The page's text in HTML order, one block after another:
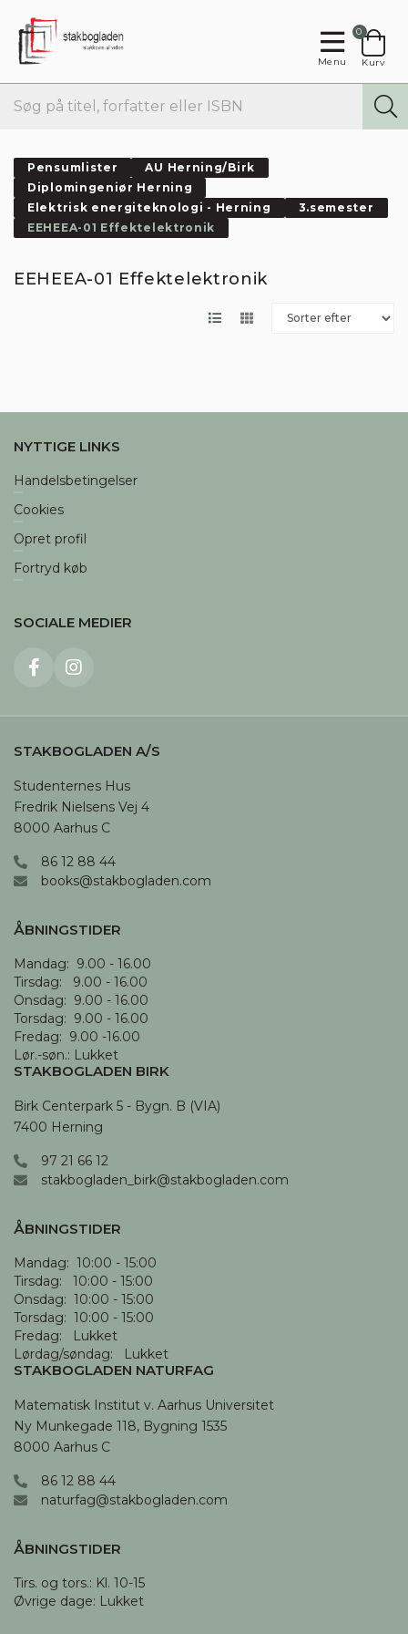
Menu
0
Kurv
Pensumlister
AU Herning/Birk
Diplomingeniør Herning
Elektrisk energiteknologi - Herning
3.semester
EEHEEA-01 Effektelektronik
EEHEEA-01 Effektelektronik
NYTTIGE LINKS
Handelsbetingelser
Cookies
Opret profil
Fortryd køb
SOCIALE MEDIER
STAKBOGLADEN A/S
Studenternes Hus
Fredrik Nielsens Vej 4
8000 Aarhus C
86 12 88 44
books@stakbogladen.com
ÅBNINGSTIDER
Mandag:  9.00 - 16.00
Tirsdag:   9.00 - 16.00
Onsdag:  9.00 - 16.00
Torsdag:  9.00 - 16.00
Fredag:  9.00 -16.00
Lør.-søn.: Lukket
STAKBOGLADEN BIRK
Birk Centerpark 5 - Bygn. B (VIA)
7400 Herning
97 21 66 12
stakbogladen_birk@stakbogladen.com
ÅBNINGSTIDER
Mandag:  10:00 - 15:00
Tirsdag:   10:00 - 15:00
Onsdag:  10:00 - 15:00
Torsdag:  10:00 - 15:00
Fredag:   Lukket
Lørdag/søndag:   Lukket
STAKBOGLADEN NATURFAG
Matematisk Institut v. Aarhus Universitet
Ny Munkegade 118, Bygning 1535
8000 Aarhus C
86 12 88 44
naturfag@stakbogladen.com
ÅBNINGSTIDER
Tirs. og tors.: Kl. 10-15
Øvrige dage: Lukket